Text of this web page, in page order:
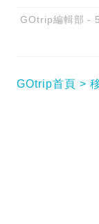
GOtrip編輯部
GOtrip首頁